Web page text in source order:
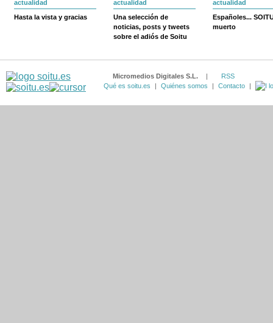
actualidad
Hasta la vista y gracias
actualidad
Una selección de
noticias, posts y tweets
sobre el adiós de Soitu
actualidad
Españoles...
muerto
Micromedios Digitales S.L. |
RSS
Qué es soitu.es
| Quiénes somos | Contacto |